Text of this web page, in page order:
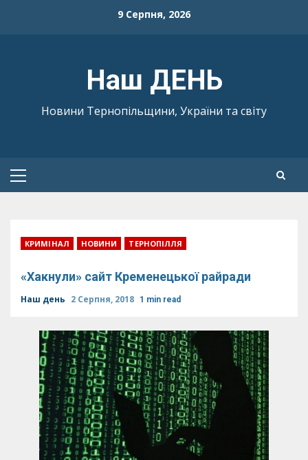
9 Серпня, 2026
Наш ДЕНЬ
Новини Тернопільщини, України та світу
Primary
КРИМІНАЛ НОВИНИ ТЕРНОПІЛЛЯ
«Хакнули» сайт Кременецької райради
Наш день 2 Серпня, 2018 1 min read